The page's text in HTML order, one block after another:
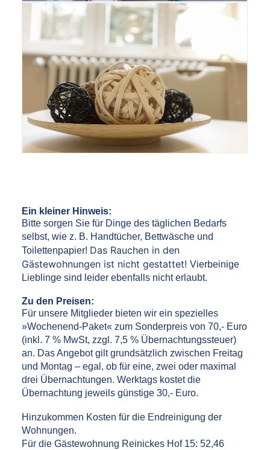
Ein kleiner Hinweis:
Bitte sorgen Sie für Dinge des täglichen Bedarfs
selbst, wie z. B. Handtücher, Bettwäsche und
Toilettenpapier! Das Rauchen in den
Gästewohnungen ist nicht gestattet! Vierbeinige
Lieblinge sind leider ebenfalls nicht erlaubt.
Zu den Preisen:
Für unsere Mitglieder bieten wir ein spezielles
»Wochenend-Paket« zum Sonderpreis von 70,- Euro
(inkl. 7 % MwSt, zzgl. 7,5 % Übernachtungssteuer)
an. Das Angebot gilt grundsätzlich zwischen Freitag
und Montag – egal, ob für eine, zwei oder maximal
drei Übernachtungen. Werktags kostet die
Übernachtung jeweils günstige 30,- Euro.
Hinzukommen Kosten für die Endreinigung der
Wohnungen.
Für die Gästewohnung Reinickes Hof 15: 52,46